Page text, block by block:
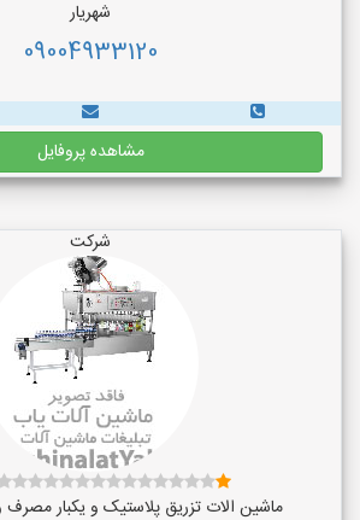
شهریار
09004933120
مشاهده پروفایل
شرکت
ماشین الات تزریق پلاستیک و یکبار مصرف